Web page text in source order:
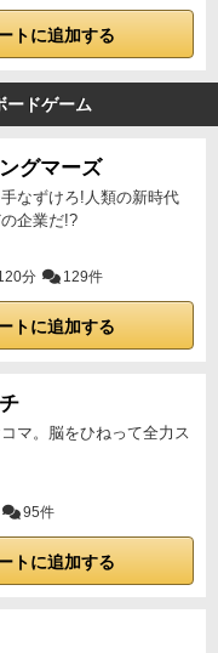
トに追加する
ードゲーム
グマーズ
なずけろ!人類の新時代
企業だ!?
分 129件
トに追加する
マ。脳をひねって全力ス
95件
トに追加する